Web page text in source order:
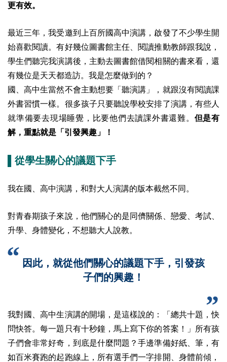
更有效。
最近三年，我受邀到上百所國高中演講，啟發了不少學生開
始喜歡閱讀。有好幾位圖書館主任、閱讀推動教師跟我說，
學生們聽完我演講後，主動去圖書館借閱相關的書來看，還
有幾位是天天都造訪。我是怎麼做到的？
國、高中生當然不會主動想要「聽演講」，就跟沒有閱讀課
外書習慣一樣。很多孩子只要聽說學校安排了演講，有些人
就準備要去現場睡覺，比要他們去讀課外書還難。 但是有
解，重點就是「引發興趣」！
▌從學生關心的議題下手
我在國、高中演講，和對大人演講的版本截然不同。
對青春期孩子來說，他們關心的是同儕關係、戀愛、考試、
升學、身體變化，不想聽大人說教。
因此，就從他們關心的議題下手，引發孩
子們的興趣！
我對國、高中生演講的開場，是這樣說的：「總共十題，快
問快答。每一題只有十秒鐘，馬上寫下你的答案！」所有孩
子們會非常好奇，到底是什麼問題？手邊準備好紙、筆，有
如百米賽跑的起跑線上，所有選手們一字排開、身體前傾，